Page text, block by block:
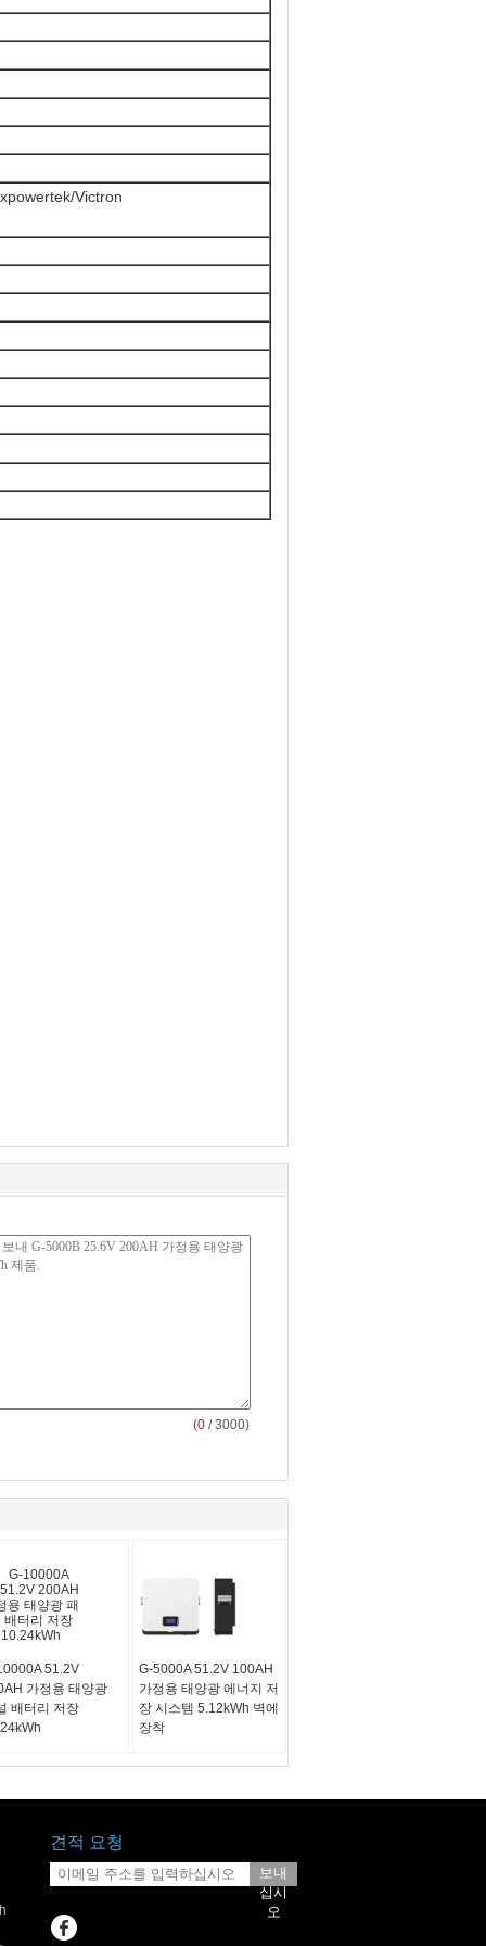
Victron
(0 / 3000)
51.2V
가정용 태양광
배터리 저장
G-5000A 51.2V 100AH
가정용 태양광 에너지 저
장 시스템 5.12kWh 벽에
장착
견적 요청
보내
십시
오